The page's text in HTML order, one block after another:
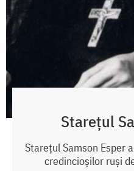
Starețul
Starețul Samson Esper
credincioșilor ruși